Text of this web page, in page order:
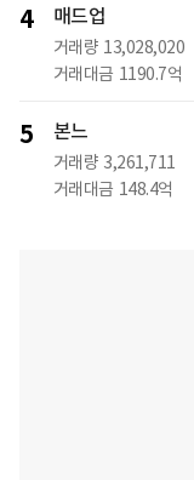
4 매드업
거래량 13,028,020
거래대금 1190.7억
5 본느
거래량 3,261,711
거래대금 148.4억